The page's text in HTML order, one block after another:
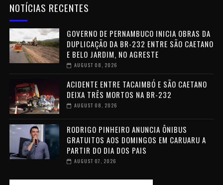
NOTÍCIAS RECENTES
GOVERNO DE PERNAMBUCO INICIA OBRAS DA
DUPLICAÇÃO DA BR-232 ENTRE SÃO CAETANO
E BELO JARDIM, NO AGRESTE
AUGUST 08, 2026
ACIDENTE ENTRE TACAIMBÓ E SÃO CAETANO
DEIXA TRÊS MORTOS NA BR-232
AUGUST 08, 2026
RODRIGO PINHEIRO ANUNCIA ÔNIBUS
GRATUITOS AOS DOMINGOS EM CARUARU A
PARTIR DO DIA DOS PAIS
AUGUST 07, 2026